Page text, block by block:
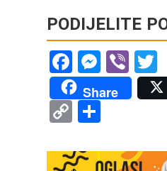
PODIJELITE
Facebook
Share
CopyShare